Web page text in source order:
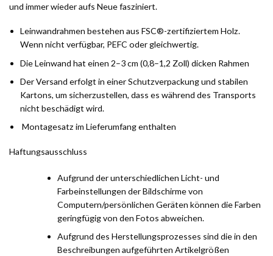
und immer wieder aufs Neue fasziniert.
Leinwandrahmen bestehen aus FSC®-zertifiziertem Holz.
Wenn nicht verfügbar, PEFC oder gleichwertig.
Die Leinwand hat einen 2–3 cm (0,8–1,2 Zoll) dicken Rahmen
Der Versand erfolgt in einer Schutzverpackung und stabilen
Kartons, um sicherzustellen, dass es während des Transports
nicht beschädigt wird.
Montagesatz im Lieferumfang enthalten
Haftungsausschluss
Aufgrund der unterschiedlichen Licht- und
Farbeinstellungen der Bildschirme von
Computern/persönlichen Geräten können die Farben
geringfügig von den Fotos abweichen.
Aufgrund des Herstellungsprozesses sind die in den
Beschreibungen aufgeführten Artikelgrößen